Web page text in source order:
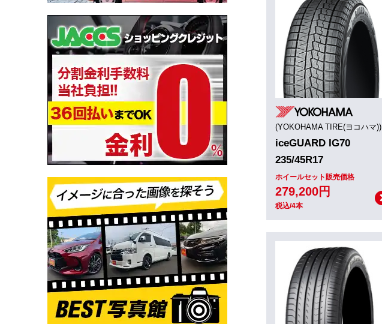
(YOKOHAMA TIRE(ヨコハマ))
iceGUARD IG70
235/45R17
ホイールセット販売価格
279,200円
税込/4本